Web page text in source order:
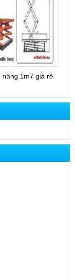
nâng 1m7 giá rẻ